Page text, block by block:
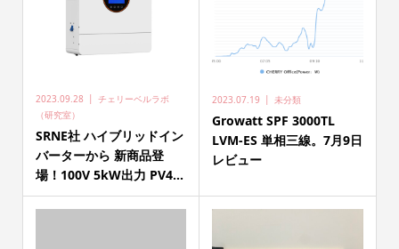
2023.09.28
チェリーベルラボ
（研究室）
SRNE社 ハイブリッドイン
バーターから 新商品登
場！100V 5kW出力 PV4...
2023.07.19 未分類
Growatt SPF 3000TL
LVM-ES 単相三線。7月9日
レビュー